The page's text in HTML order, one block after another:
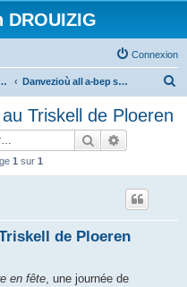
Connexion
An Drouizig Danvezioù all a-bep seurt
Triskell de Ploeren
Rechercher
1 sur 1
de Ploeren
en fête, une journée de